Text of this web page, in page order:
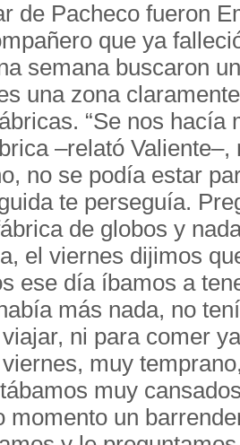
de Pacheco fueron
que ya
semana buscaron
una zona
“Se nos hacía
–relató Valiente–,
no se podía estar
te perseguía.
de globos y
el viernes dijimos
ese día íbamos a
más nada, no
ni para comer
muy
muy
momento un